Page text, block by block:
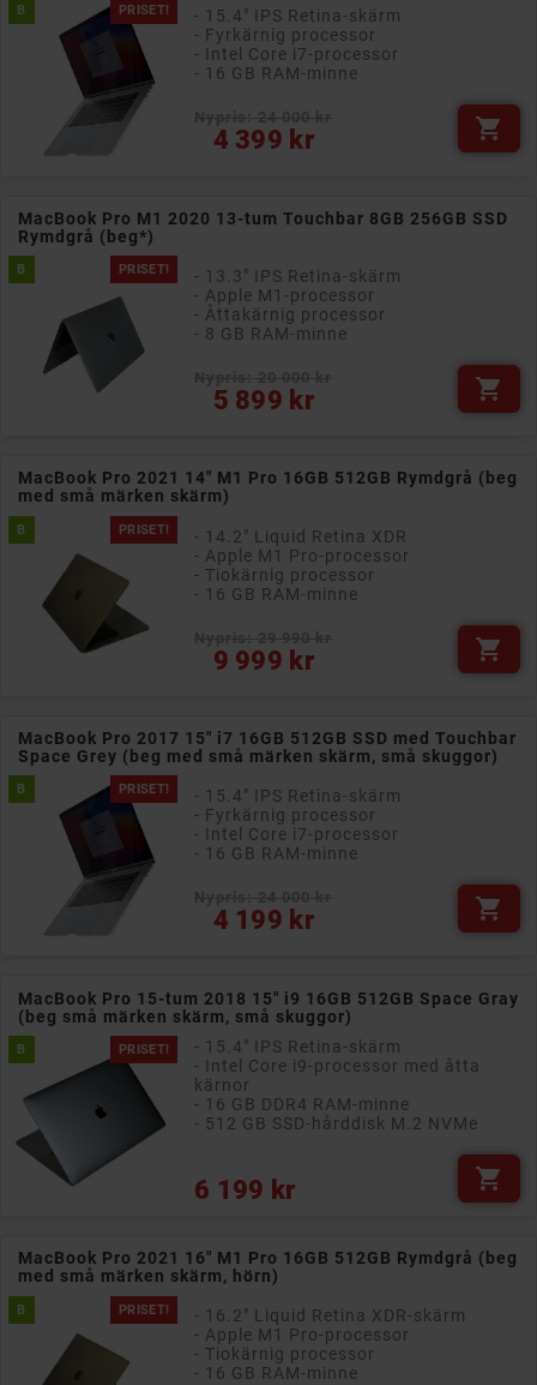
PRISET!
B
- 15.4" IPS Retina-skärm
- Fyrkärnig processor
- Intel Core i7-processor
- 16 GB RAM-minne
4 399 kr
Pris 
MacBook Pro M1 2020 13-tum Touchbar 8GB 256GB SSD
Rymdgrå (beg*)
PRISET!
B
- 13.3" IPS Retina-skärm
- Apple M1-processor
- Åttakärnig processor
- 8 GB RAM-minne
5 899 kr
Pris 
MacBook Pro 2021 14" M1 Pro 16GB 512GB Rymdgrå (beg
med små märken skärm)
PRISET!
B
- 14.2" Liquid Retina XDR
- Apple M1 Pro-processor
- Tiokärnig processor
- 16 GB RAM-minne
9 999 kr
Pris 
MacBook Pro 2017 15" i7 16GB 512GB SSD med Touchbar
Space Grey (beg med små märken skärm, små skuggor)
PRISET!
B
- 15.4" IPS Retina-skärm
- Fyrkärnig processor
- Intel Core i7-processor
- 16 GB RAM-minne
4 199 kr
Pris 
MacBook Pro 15-tum 2018 15" i9 16GB 512GB Space Gray
(beg små märken skärm, små skuggor)
PRISET!
B
- 15.4" IPS Retina-skärm
- Intel Core i9-processor med åtta
kärnor
- 16 GB DDR4 RAM-minne
- 512 GB SSD-hårddisk M.2 NVMe
6 199 kr
Pris 
MacBook Pro 2021 16" M1 Pro 16GB 512GB Rymdgrå (beg
med små märken skärm, hörn)
PRISET!
B
- 16.2" Liquid Retina XDR-skärm
- Apple M1 Pro-processor
- Tiokärnig processor
- 16 GB RAM-minne